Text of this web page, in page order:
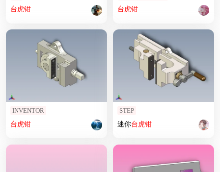
台虎钳 台虎钳
INVENTOR
台虎钳
STEP
迷你台虎钳